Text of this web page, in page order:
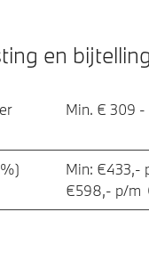
en bijtelling
Min. € 309
Min: €433,-
€598,- p/m